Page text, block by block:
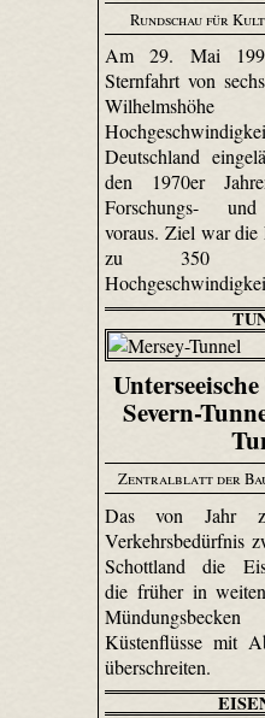
Rundschau für
Am 29. Mai
Sternfahrt von
Deutschland
den 1970er
Forschungs- und
voraus. Ziel war
zu 350
Severn-
Zentralblatt der
Das von Jahr
Verkehrsbedürfnis
Schottland die
die früher in
Küstenflüsse mit
überschreiten.